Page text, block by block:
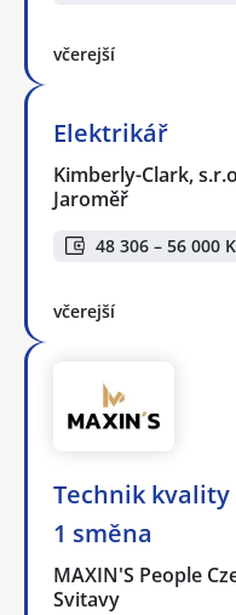
včerejší
Elektrikář
Kimberly-Clark,
Jaroměř
48 306 – 56 000
včerejší
Technik
1 směna
MAXIN'S People
Svitavy